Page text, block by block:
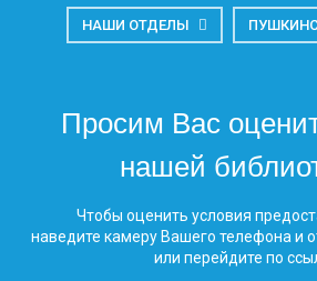
НАШИ ОТДЕЛЫ
Просим Вас
нашей
Чтобы оценить условия
наведите камеру Вашего телефона и
или перейдите по